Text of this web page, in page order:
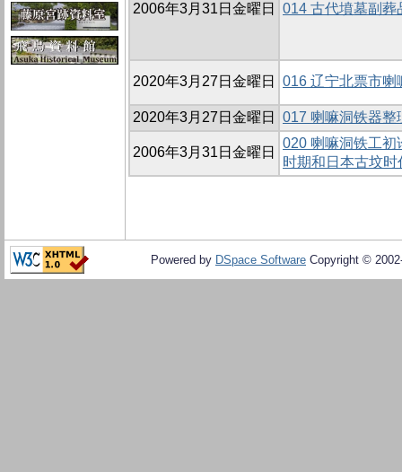
2006年3月31日金曜日 014 古代墳墓副葬
2020年3月27日金曜日 016 辽宁北票市喇
2020年3月27日金曜日 017 喇嘛洞铁器整
2006年3月31日金曜日
020 喇嘛洞铁工初
时期和日本古坟
Powered by DSpace Software Copyright ©